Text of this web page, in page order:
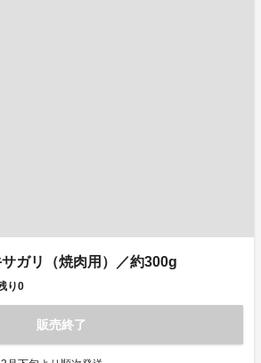
サガリ（焼肉用）／約300g
り0
販売終了